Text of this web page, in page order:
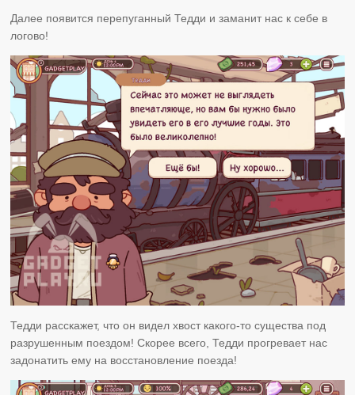
Далее появится перепуганный Тедди и заманит нас к себе в
логово!
Тедди расскажет, что он видел хвост какого-то существа под
разрушенным поездом! Скорее всего, Тедди прогревает нас
задонатить ему на восстановление поезда!